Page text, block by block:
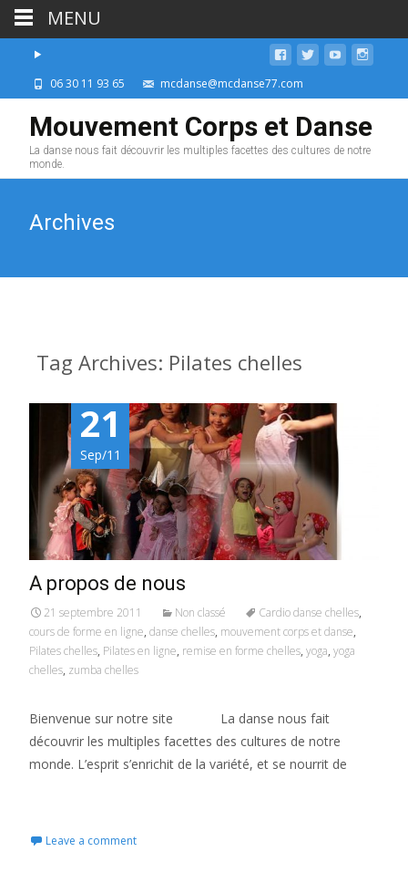
06 30 11 93 65 mcdanse@mcdanse77.com
Mouvement Corps et Danse
La danse nous fait découvrir les multiples facettes des cultures de notre
monde.
Archives
Tag Archives: Pilates chelles
21
Sep/11
A propos de nous
21 septembre 2011 Non classé Cardio danse chelles,
cours de forme en ligne, danse chelles, mouvement corps et danse,
Pilates chelles, Pilates en ligne, remise en forme chelles, yoga, yoga
chelles, zumba chelles
Bienvenue sur notre site La danse nous fait
découvrir les multiples facettes des cultures de notre
monde. L’esprit s’enrichit de la variété, et se nourrit de
Leave a comment
MENU